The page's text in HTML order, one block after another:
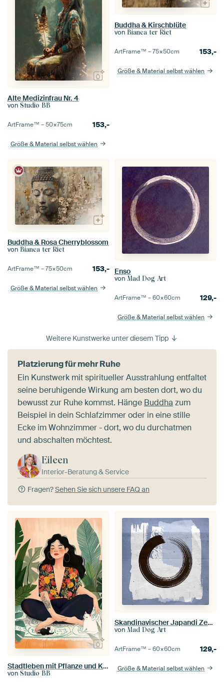
Alte Medizinfrau Nr. 4
von Studio BB
ArtFrame™ –50×75cm 153,-
Größe & Material selbst wählen
Buddha & Kirschblüte
von Bianca ter Riet
ArtFrame™ –75×50cm 153,-
Größe & Material selbst wählen
Buddha & Rosa Cherryblossom
von Bianca ter Riet
ArtFrame™ –75×50cm 153,-
Größe & Material selbst wählen
Enso
von Mad Dog Art
ArtFrame™ –60×60cm 129,-
Größe & Material selbst wählen
Weitere Kunstwerke unter diesem Tipp
Platzierung für mehr Ruhe
Ein Kunstwerk mit spiritueller Ausstrahlung entfaltet
seine beruhigende Wirkung am besten dort, wo du
bewusst zur Ruhe kommst. Hänge Buddha zum
Beispiel in dein Schlafzimmer oder in eine stille
Ecke im Wohnzimmer - dort, wo du durchatmen
und abschalten möchtest.
Eileen
Interior-Beratung & Service
Fragen?Sehen Sie sich unsere FAQ an
Stadtleben mit Pflanze und Katze ii
von Studio BB
Skandinavischer Japandi Zen Hellblau Grau
von Mad Dog Art
ArtFrame™ –60×60cm 129,-
Größe & Material selbst wählen